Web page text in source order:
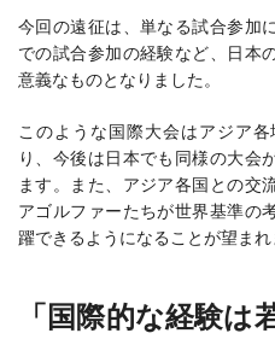
今回の遠征は、単なる試合参加
での試合参加の経験など、日本
意義なものとなりました。
このような国際大会はアジア
り、今後は日本でも同様の大会
ます。また、アジア各国との交
アゴルファーたちが世界基準の
躍できるようになることが望まれ
「国際的な経験